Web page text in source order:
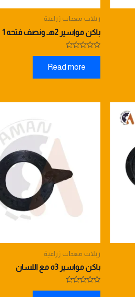
ربلات معدات زراعية
باكن مواسير 2هـ ونصف فتحه 1
Rated
5
Read more
ربلات معدات زراعية
باكن مواسير 3ه مع اللسان
Rated